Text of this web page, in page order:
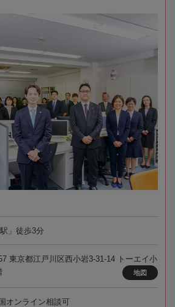
」徒歩3分
東京都江戸川区西小岩3-31-14 トーエイ小
地図
オンライン相談可